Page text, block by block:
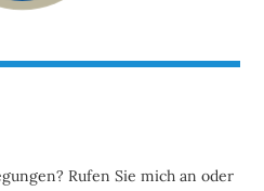
Rufen Sie mich an oder